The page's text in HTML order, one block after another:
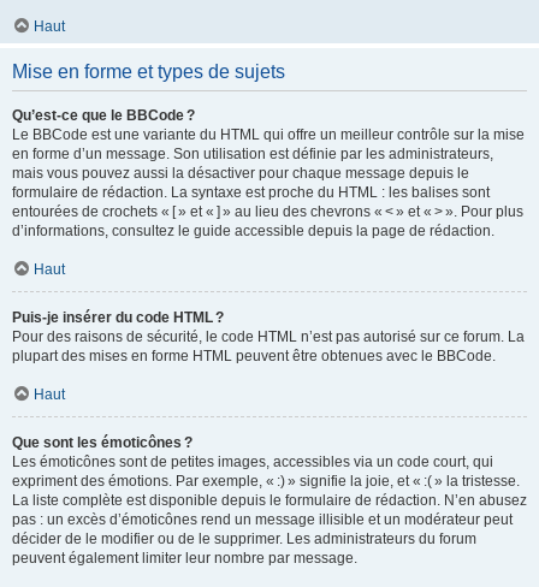
Haut
Mise en forme et types de sujets
Qu’est-ce que le BBCode ?
Le BBCode est une variante du HTML qui offre un meilleur contrôle sur la mise
en forme d’un message. Son utilisation est définie par les administrateurs,
mais vous pouvez aussi la désactiver pour chaque message depuis le
formulaire de rédaction. La syntaxe est proche du HTML : les balises sont
entourées de crochets « [ » et « ] » au lieu des chevrons « < » et « > ». Pour plus
d’informations, consultez le guide accessible depuis la page de rédaction.
Haut
Puis-je insérer du code HTML ?
Pour des raisons de sécurité, le code HTML n’est pas autorisé sur ce forum. La
plupart des mises en forme HTML peuvent être obtenues avec le BBCode.
Haut
Que sont les émoticônes ?
Les émoticônes sont de petites images, accessibles via un code court, qui
expriment des émotions. Par exemple, « :) » signifie la joie, et « :( » la tristesse.
La liste complète est disponible depuis le formulaire de rédaction. N’en abusez
pas : un excès d’émoticônes rend un message illisible et un modérateur peut
décider de le modifier ou de le supprimer. Les administrateurs du forum
peuvent également limiter leur nombre par message.